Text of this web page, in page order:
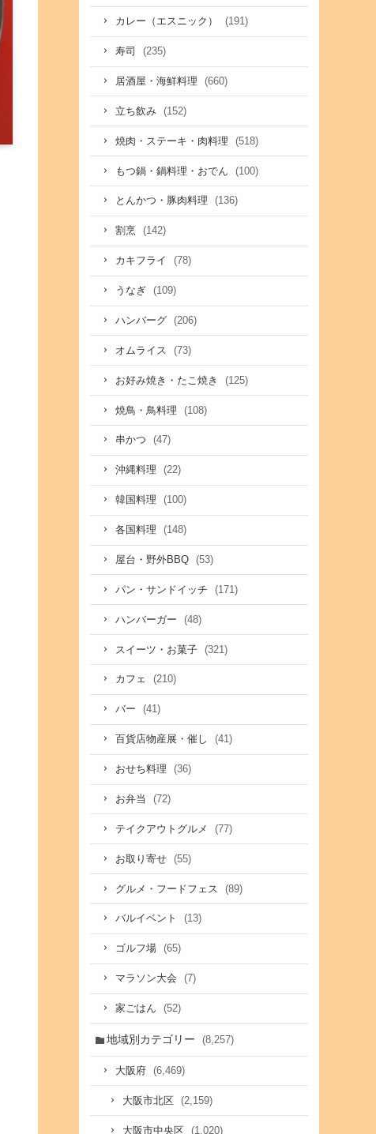
カレー（エスニック） (191)
寿司 (235)
居酒屋・海鮮料理 (660)
立ち飲み (152)
焼肉・ステーキ・肉料理 (518)
もつ鍋・鍋料理・おでん (100)
とんかつ・豚肉料理 (136)
割烹 (142)
カキフライ (78)
うなぎ (109)
ハンバーグ (206)
オムライス (73)
お好み焼き・たこ焼き (125)
焼鳥・鳥料理 (108)
串かつ (47)
沖縄料理 (22)
韓国料理 (100)
各国料理 (148)
屋台・野外BBQ (53)
パン・サンドイッチ (171)
ハンバーガー (48)
スイーツ・お菓子 (321)
カフェ (210)
バー (41)
百貨店物産展・催し (41)
おせち料理 (36)
お弁当 (72)
テイクアウトグルメ (77)
お取り寄せ (55)
グルメ・フードフェス (89)
バルイベント (13)
ゴルフ場 (65)
マラソン大会 (7)
家ごはん (52)
地域別カテゴリー (8,257)
大阪府 (6,469)
大阪市北区 (2,159)
大阪市中央区 (1,020)